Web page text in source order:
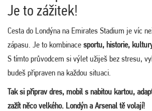
Je to zážitek!
Cesta do Londýna na Emirates Stadium je víc
zápasu. Je to kombinace sportu, historie,
S tímto průvodcem si výlet užiješ bez stresu,
budeš připraven na každou situaci.
Tak si připrav dres, mobil s nabitou kartou,
zažít něco velkého. Londýn a Arsenal tě volají!